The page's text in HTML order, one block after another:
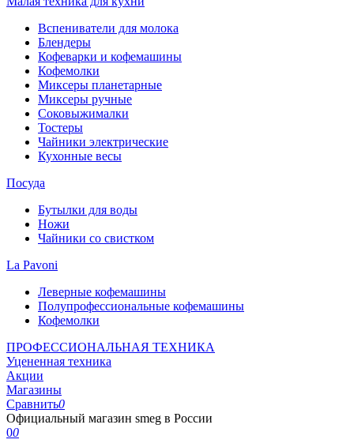
Вспениватели для молока
Блендеры
Кофеварки и кофемашины
Кофемолки
Миксеры планетарные
Миксеры ручные
Соковыжималки
Тостеры
Чайники электрические
Кухонные весы
Посуда
Бутылки для воды
Ножи
Чайники со свистком
La Pavoni
Леверные кофемашины
Полупрофессиональные кофемашины
Кофемолки
ПРОФЕССИОНАЛЬНАЯ ТЕХНИКА
Уцененная техника
Акции
Магазины
Сравнить0
Официальный магазин smeg в России
00